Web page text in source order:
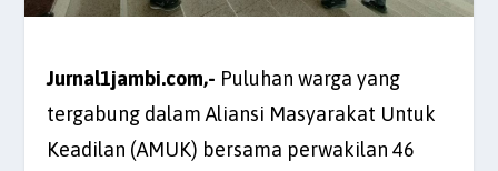
Jurnal1jambi.com,- Puluhan warga yang
tergabung dalam Aliansi Masyarakat Untuk
Keadilan (AMUK) bersama perwakilan 46